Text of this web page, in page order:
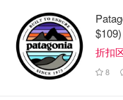
$109)
折扣
8